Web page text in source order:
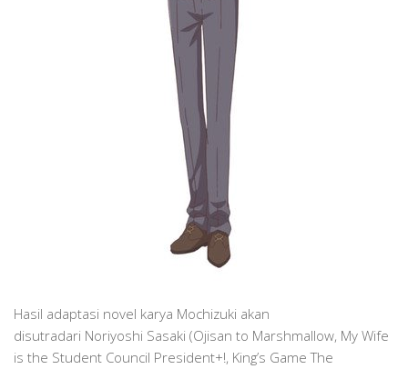
Hasil adaptasi novel karya Mochizuki akan
disutradari Noriyoshi Sasaki (Ojisan to Marshmallow, My Wife
is the Student Council President+!, King’s Game The